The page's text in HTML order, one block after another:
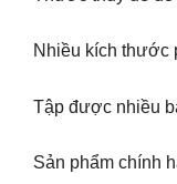
Nhiều kích thước
Tập được nhiều
Sản phẩm chính